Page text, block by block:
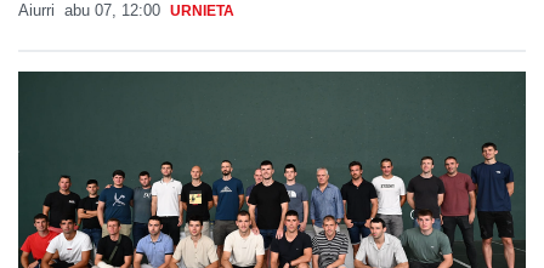
Aiurri abu 07, 12:00 URNIETA